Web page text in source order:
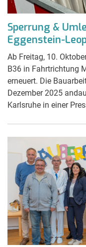
Sperrung &
Eggenstein-
Ab Freitag, 10.
B36 in Fahrtrichtung
erneuert. Die
Dezember 2025
Karlsruhe in einer